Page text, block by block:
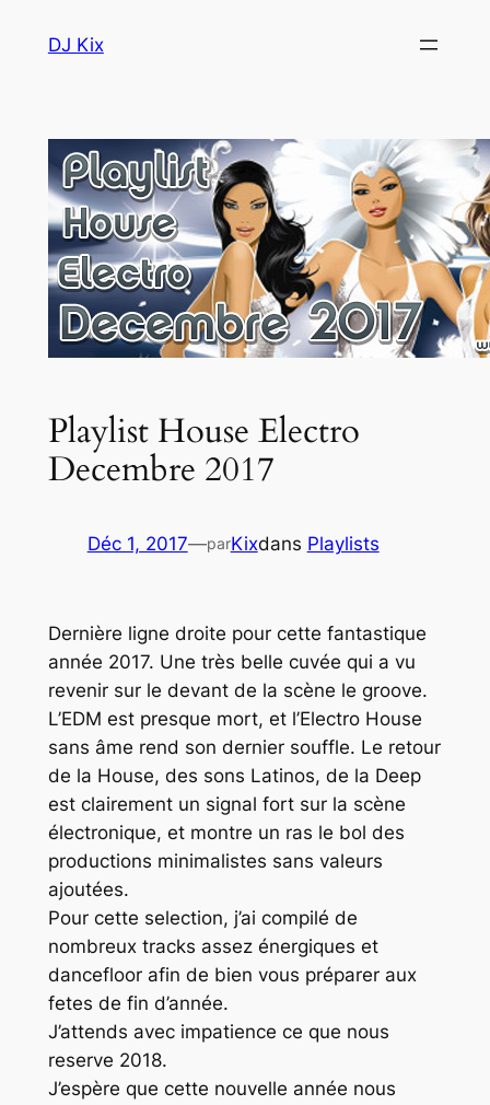
DJ Kix
Playlist House Electro
Decembre 2017
Déc 1, 2017—parKixdans Playlists
Dernière ligne droite pour cette fantastique
année 2017. Une très belle cuvée qui a vu
revenir sur le devant de la scène le groove.
L’EDM est presque mort, et l’Electro House
sans âme rend son dernier souffle. Le retour
de la House, des sons Latinos, de la Deep
est clairement un signal fort sur la scène
électronique, et montre un ras le bol des
productions minimalistes sans valeurs
ajoutées.
Pour cette selection, j’ai compilé de
nombreux tracks assez énergiques et
dancefloor afin de bien vous préparer aux
fetes de fin d’année.
J’attends avec impatience ce que nous
reserve 2018.
J’espère que cette nouvelle année nous